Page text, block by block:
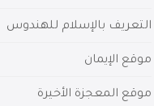
التعريف بالإسلام للهندوس
موقع الإيمان
موقع المعجزة الأخيرة